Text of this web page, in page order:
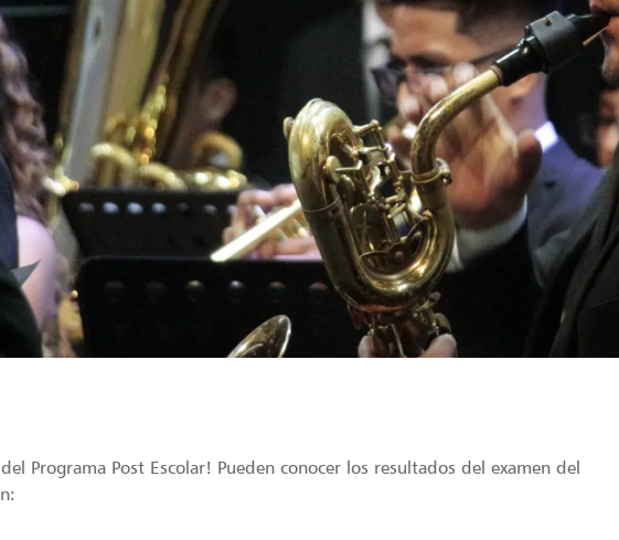
Programa Post Escolar! Pueden conocer los resultados del examen del